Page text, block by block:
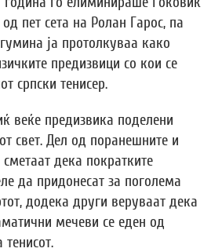
пет сета на Ролан Гарос, па
ја протолкуваа како
предизвици со кои се
српски тенисер.
веќе предизвика поделени
свет. Дел од поранешните и
сметаат дека пократките
да придонесат за поголема
додека други веруваат дека
мечеви се еден од